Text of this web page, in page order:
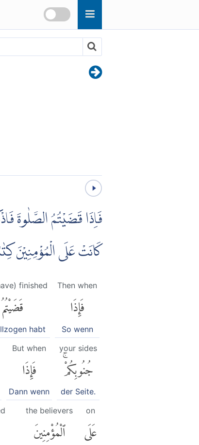
فَاِذَا قَضَيْتُمُ الصَّلٰوةَ
كَانَتْ عَلَى الْمُؤْمِنِيْنَ
Then when
فَإِذَا
So wenn
finished
قَضَيْتُمُ
habt
your sides
جُنُوبِكُمْۚ
der Seite.
But when
فَإِذَا
Dann wenn
on
عَلَى
the believers
ٱلْمُؤْمِنِينَ